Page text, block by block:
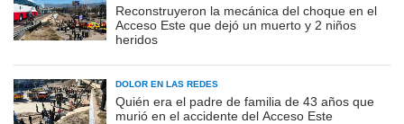
Reconstruyeron la mecánica del choque en el
Acceso Este que dejó un muerto y 2 niños
heridos
DOLOR EN LAS REDES
Quién era el padre de familia de 43 años que
murió en el accidente del Acceso Este